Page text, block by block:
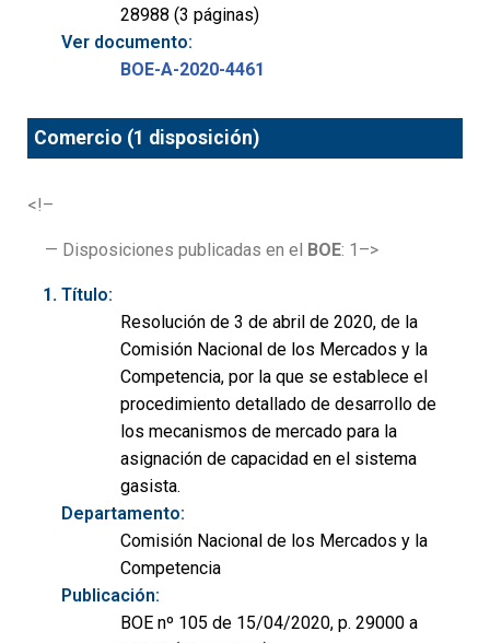
28988 (3 páginas)
Ver documento:
BOE-A-2020-4461
Comercio (1 disposición)
<!–
— Disposiciones publicadas en el BOE: 1–>
Título:
Resolución de 3 de abril de 2020, de la
Comisión Nacional de los Mercados y la
Competencia, por la que se establece el
procedimiento detallado de desarrollo de
los mecanismos de mercado para la
asignación de capacidad en el sistema
gasista.
Departamento:
Comisión Nacional de los Mercados y la
Competencia
Publicación:
BOE nº 105 de 15/04/2020, p. 29000 a